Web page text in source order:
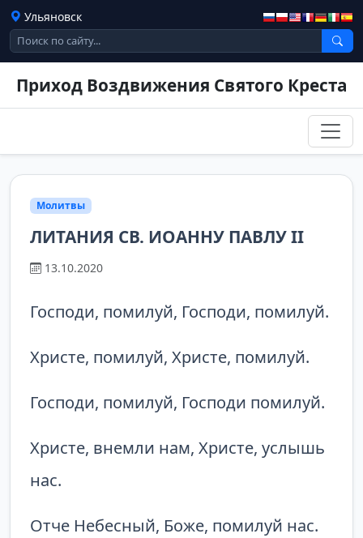
Ульяновск
Приход Воздвижения Святого Креста
Молитвы
ЛИТАНИЯ СВ. ИОАННУ ПАВЛУ II
13.10.2020
Господи, помилуй, Господи, помилуй.
Христе, помилуй, Христе, помилуй.
Господи, помилуй, Господи помилуй.
Христе, внемли нам, Христе, услышь
нас.
Отче Небесный, Боже, помилуй нас.